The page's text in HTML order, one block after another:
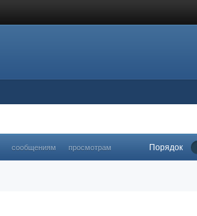
сообщениям просмотрам Порядок